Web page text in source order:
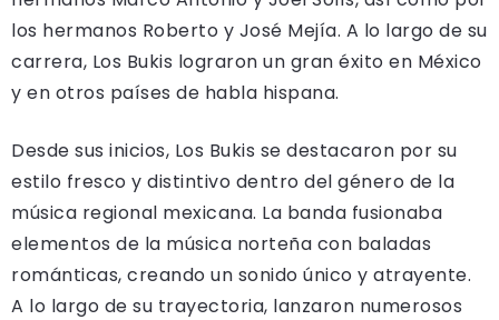
los hermanos Roberto y José Mejía. A lo largo de su
carrera, Los Bukis lograron un gran éxito en México
y en otros países de habla hispana.
Desde sus inicios, Los Bukis se destacaron por su
estilo fresco y distintivo dentro del género de la
música regional mexicana. La banda fusionaba
elementos de la música norteña con baladas
románticas, creando un sonido único y atrayente.
A lo largo de su trayectoria, lanzaron numerosos